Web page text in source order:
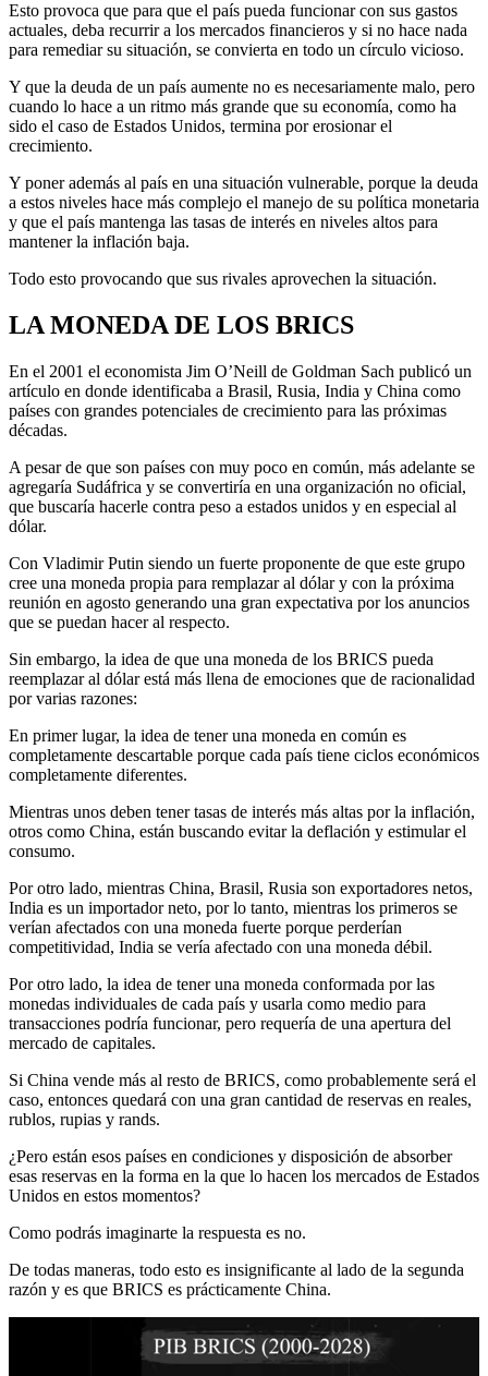
Esto provoca que para que el país pueda funcionar con sus gastos
actuales, deba recurrir a los mercados financieros y si no hace nada
para remediar su situación, se convierta en todo un círculo vicioso.
Y que la deuda de un país aumente no es necesariamente malo, pero
cuando lo hace a un ritmo más grande que su economía, como ha
sido el caso de Estados Unidos, termina por erosionar el
crecimiento.
Y poner además al país en una situación vulnerable, porque la deuda
a estos niveles hace más complejo el manejo de su política monetaria
y que el país mantenga las tasas de interés en niveles altos para
mantener la inflación baja.
Todo esto provocando que sus rivales aprovechen la situación.
LA MONEDA DE LOS BRICS
En el 2001 el economista Jim O’Neill de Goldman Sach publicó un
artículo en donde identificaba a Brasil, Rusia, India y China como
países con grandes potenciales de crecimiento para las próximas
décadas.
A pesar de que son países con muy poco en común, más adelante se
agregaría Sudáfrica y se convertiría en una organización no oficial,
que buscaría hacerle contra peso a estados unidos y en especial al
dólar.
Con Vladimir Putin siendo un fuerte proponente de que este grupo
cree una moneda propia para remplazar al dólar y con la próxima
reunión en agosto generando una gran expectativa por los anuncios
que se puedan hacer al respecto.
Sin embargo, la idea de que una moneda de los BRICS pueda
reemplazar al dólar está más llena de emociones que de racionalidad
por varias razones:
En primer lugar, la idea de tener una moneda en común es
completamente descartable porque cada país tiene ciclos económicos
completamente diferentes.
Mientras unos deben tener tasas de interés más altas por la inflación,
otros como China, están buscando evitar la deflación y estimular el
consumo.
Por otro lado, mientras China, Brasil, Rusia son exportadores netos,
India es un importador neto, por lo tanto, mientras los primeros se
verían afectados con una moneda fuerte porque perderían
competitividad, India se vería afectado con una moneda débil.
Por otro lado, la idea de tener una moneda conformada por las
monedas individuales de cada país y usarla como medio para
transacciones podría funcionar, pero requería de una apertura del
mercado de capitales.
Si China vende más al resto de BRICS, como probablemente será el
caso, entonces quedará con una gran cantidad de reservas en reales,
rublos, rupias y rands.
¿Pero están esos países en condiciones y disposición de absorber
esas reservas en la forma en la que lo hacen los mercados de Estados
Unidos en estos momentos?
Como podrás imaginarte la respuesta es no.
De todas maneras, todo esto es insignificante al lado de la segunda
razón y es que BRICS es prácticamente China.